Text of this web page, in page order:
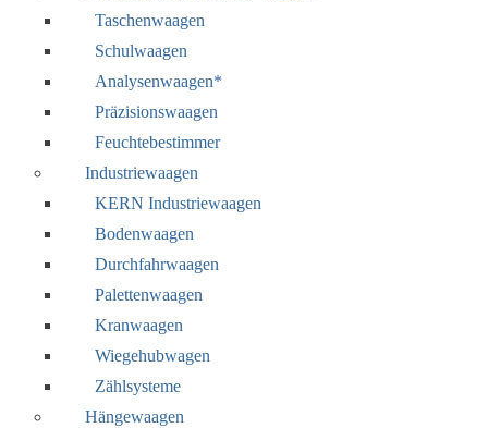
Taschenwaagen
Schulwaagen
Analysenwaagen*
Präzisionswaagen
Feuchtebestimmer
Industriewaagen
KERN Industriewaagen
Bodenwaagen
Durchfahrwaagen
Palettenwaagen
Kranwaagen
Wiegehubwagen
Zählsysteme
Hängewaagen